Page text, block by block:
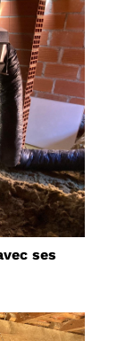
ses